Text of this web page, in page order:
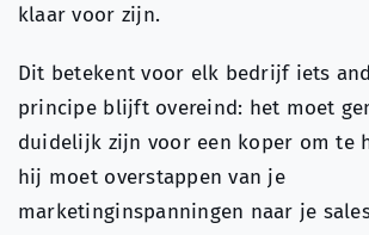
klaar voor zijn.
Dit betekent voor elk bedrijf iets
principe blijft overeind: het moet
duidelijk zijn voor een koper om te
hij moet overstappen van je
marketinginspanningen naar je